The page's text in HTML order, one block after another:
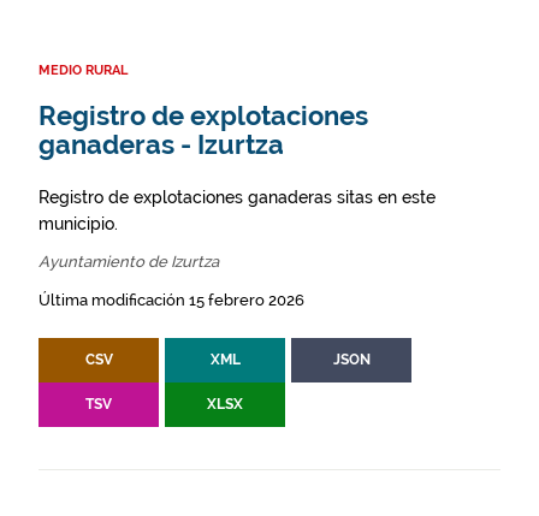
MEDIO RURAL
Registro de explotaciones
ganaderas - Izurtza
Registro de explotaciones ganaderas sitas en este
municipio.
Ayuntamiento de Izurtza
Última modificación 15 febrero 2026
CSV XML JSON
TSV XLSX